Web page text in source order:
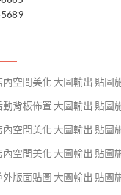
空間美化 大圖輸出 貼圖
背板佈置 大圖輸出 貼圖
空間美化 大圖輸出 貼圖
空間美化 大圖輸出 貼圖
版面貼圖 大圖輸出 貼圖